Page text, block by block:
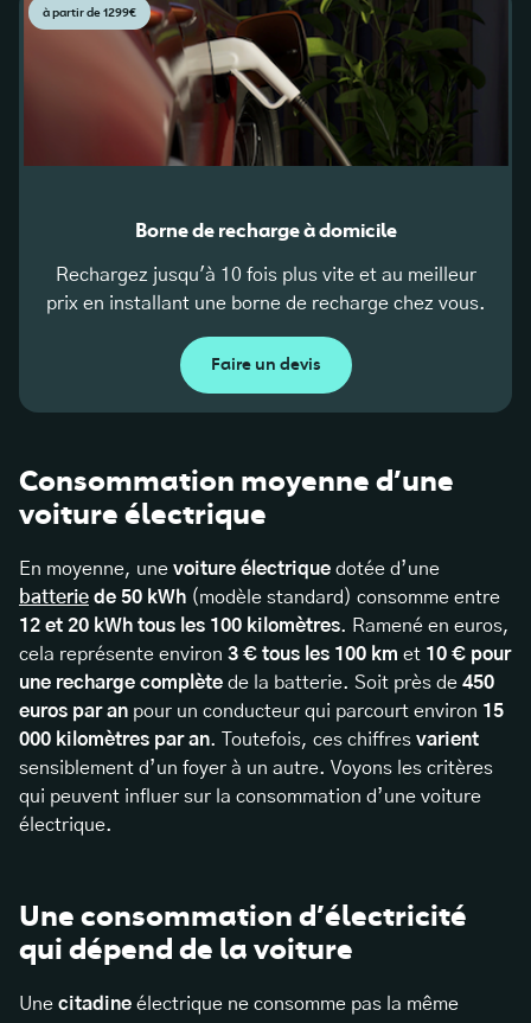
Borne de recharge à domicile
Rechargez jusqu'à 10 fois plus vite et au meilleur
prix en installant une borne de recharge chez vous.
Faire un devis
à partir de 1299€
Consommation moyenne d’une
voiture électrique
En moyenne, une voiture électrique dotée d’une
batterie de 50 kWh (modèle standard) consomme entre
12 et 20 kWh tous les 100 kilomètres. Ramené en euros,
cela représente environ 3 € tous les 100 km et 10 € pour
une recharge complète de la batterie. Soit près de 450
euros par an pour un conducteur qui parcourt environ 15
000 kilomètres par an. Toutefois, ces chiffres varient
sensiblement d’un foyer à un autre. Voyons les critères
qui peuvent influer sur la consommation d’une voiture
électrique.
Une consommation d’électricité
qui dépend de la voiture
Une citadine électrique ne consomme pas la même